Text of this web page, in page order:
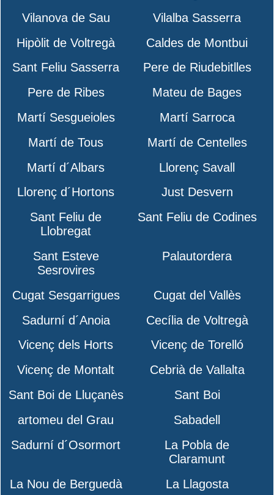
Vilanova de Sau
Vilalba Sasserra
Hipòlit de Voltregà
Caldes de Montbui
Sant Feliu Sasserra
Pere de Riudebitlles
Pere de Ribes
Mateu de Bages
Martí Sesgueioles
Martí Sarroca
Martí de Tous
Martí de Centelles
Martí d´Albars
Llorenç Savall
Llorenç d´Hortons
Just Desvern
Sant Feliu de
Llobregat
Sant Feliu de Codines
Sant Esteve
Sesrovires
Palautordera
Cugat Sesgarrigues
Cugat del Vallès
Sadurní d´Anoia
Cecília de Voltregà
Vicenç dels Horts
Vicenç de Torelló
Vicenç de Montalt
Cebrià de Vallalta
Sant Boi de Lluçanès
Sant Boi
artomeu del Grau
Sabadell
Sadurní d´Osormort
La Pobla de
Claramunt
La Nou de Berguedà
La Llagosta